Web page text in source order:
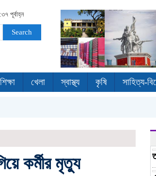
পূর্বাহ্ন
Search
শিক্ষা খেলা স্বাস্থ্য কৃষি সাহিত্য-
কর্মীর মৃত্যু